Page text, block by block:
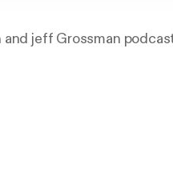
jeff Grossman